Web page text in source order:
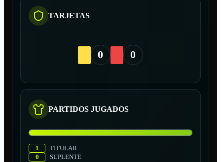
TARJETAS
0 0
PARTIDOS JUGADOS
1
TITULAR
0
SUPLENTE